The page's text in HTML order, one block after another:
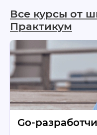
Все курсы от
Практикум
Go-